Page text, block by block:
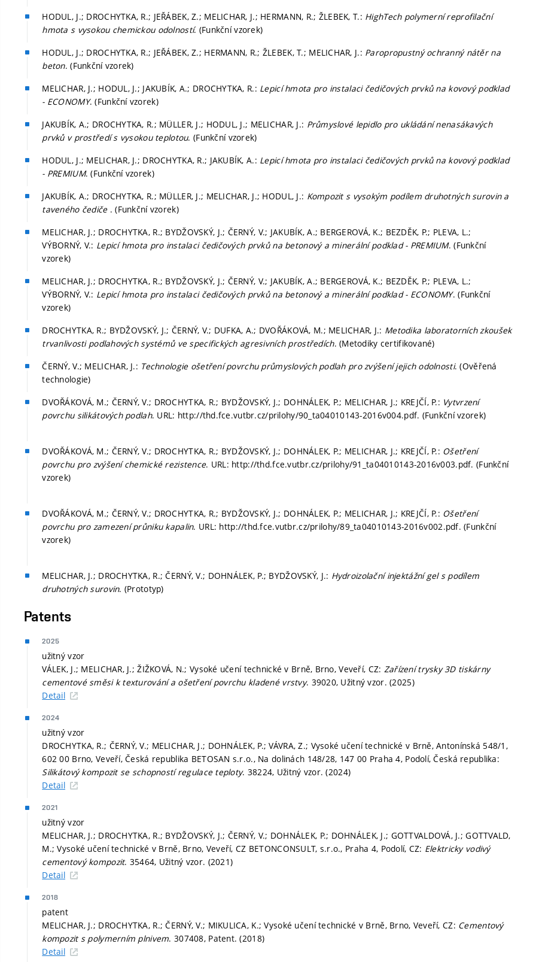
HODUL, J.; DROCHYTKA, R.; JEŘÁBEK, Z.; MELICHAR, J.; HERMANN, R.; ŽLEBEK, T.: HighTech polymerní reprofilační
hmota s vysokou chemickou odolností. (Funkční vzorek)
HODUL, J.; DROCHYTKA, R.; JEŘÁBEK, Z.; HERMANN, R.; ŽLEBEK, T.; MELICHAR, J.: Paropropustný ochranný nátěr na
beton. (Funkční vzorek)
MELICHAR, J.; HODUL, J.; JAKUBÍK, A.; DROCHYTKA, R.: Lepicí hmota pro instalaci čedičových prvků na kovový podklad
- ECONOMY. (Funkční vzorek)
JAKUBÍK, A.; DROCHYTKA, R.; MÜLLER, J.; HODUL, J.; MELICHAR, J.: Průmyslové lepidlo pro ukládání nenasákavých
prvků v prostředí s vysokou teplotou. (Funkční vzorek)
HODUL, J.; MELICHAR, J.; DROCHYTKA, R.; JAKUBÍK, A.: Lepicí hmota pro instalaci čedičových prvků na kovový podklad
- PREMIUM. (Funkční vzorek)
JAKUBÍK, A.; DROCHYTKA, R.; MÜLLER, J.; MELICHAR, J.; HODUL, J.: Kompozit s vysokým podílem druhotných surovin a
taveného čediče . (Funkční vzorek)
MELICHAR, J.; DROCHYTKA, R.; BYDŽOVSKÝ, J.; ČERNÝ, V.; JAKUBÍK, A.; BERGEROVÁ, K.; BEZDĚK, P.; PLEVA, L.;
VÝBORNÝ, V.: Lepicí hmota pro instalaci čedičových prvků na betonový a minerální podklad - PREMIUM. (Funkční
vzorek)
MELICHAR, J.; DROCHYTKA, R.; BYDŽOVSKÝ, J.; ČERNÝ, V.; JAKUBÍK, A.; BERGEROVÁ, K.; BEZDĚK, P.; PLEVA, L.;
VÝBORNÝ, V.: Lepicí hmota pro instalaci čedičových prvků na betonový a minerální podklad - ECONOMY. (Funkční
vzorek)
DROCHYTKA, R.; BYDŽOVSKÝ, J.; ČERNÝ, V.; DUFKA, A.; DVOŘÁKOVÁ, M.; MELICHAR, J.: Metodika laboratorních zkoušek
trvanlivosti podlahových systémů ve specifických agresivních prostředích. (Metodiky certifikované)
ČERNÝ, V.; MELICHAR, J.: Technologie ošetření povrchu průmyslových podlah pro zvýšení jejich odolnosti. (Ověřená
technologie)
DVOŘÁKOVÁ, M.; ČERNÝ, V.; DROCHYTKA, R.; BYDŽOVSKÝ, J.; DOHNÁLEK, P.; MELICHAR, J.; KREJČÍ, P.: Vytvrzení
povrchu silikátových podlah. URL: http://thd.fce.vutbr.cz/prilohy/90_ta04010143-2016v004.pdf. (Funkční vzorek)
DVOŘÁKOVÁ, M.; ČERNÝ, V.; DROCHYTKA, R.; BYDŽOVSKÝ, J.; DOHNÁLEK, P.; MELICHAR, J.; KREJČÍ, P.: Ošetření
povrchu pro zvýšení chemické rezistence. URL: http://thd.fce.vutbr.cz/prilohy/91_ta04010143-2016v003.pdf. (Funkční
vzorek)
DVOŘÁKOVÁ, M.; ČERNÝ, V.; DROCHYTKA, R.; BYDŽOVSKÝ, J.; DOHNÁLEK, P.; MELICHAR, J.; KREJČÍ, P.: Ošetření
povrchu pro zamezení průniku kapalin. URL: http://thd.fce.vutbr.cz/prilohy/89_ta04010143-2016v002.pdf. (Funkční
vzorek)
MELICHAR, J.; DROCHYTKA, R.; ČERNÝ, V.; DOHNÁLEK, P.; BYDŽOVSKÝ, J.: Hydroizolační injektážní gel s podílem
druhotných surovin. (Prototyp)
Patents
2025
užitný vzor
VÁLEK, J.; MELICHAR, J.; ŽIŽKOVÁ, N.; Vysoké učení technické v Brně, Brno, Veveří, CZ: Zařízení trysky 3D tiskárny
cementové směsi k texturování a ošetření povrchu kladené vrstvy. 39020, Užitný vzor. (2025)
Detail
2024
užitný vzor
DROCHYTKA, R.; ČERNÝ, V.; MELICHAR, J.; DOHNÁLEK, P.; VÁVRA, Z.; Vysoké učení technické v Brně, Antonínská 548/1,
602 00 Brno, Veveří, Česká republika BETOSAN s.r.o., Na dolinách 148/28, 147 00 Praha 4, Podolí, Česká republika:
Silikátový kompozit se schopností regulace teploty. 38224, Užitný vzor. (2024)
Detail
2021
užitný vzor
MELICHAR, J.; DROCHYTKA, R.; BYDŽOVSKÝ, J.; ČERNÝ, V.; DOHNÁLEK, P.; DOHNÁLEK, J.; GOTTVALDOVÁ, J.; GOTTVALD,
M.; Vysoké učení technické v Brně, Brno, Veveří, CZ BETONCONSULT, s.r.o., Praha 4, Podolí, CZ: Elektricky vodivý
cementový kompozit. 35464, Užitný vzor. (2021)
Detail
2018
patent
MELICHAR, J.; DROCHYTKA, R.; ČERNÝ, V.; MIKULICA, K.; Vysoké učení technické v Brně, Brno, Veveří, CZ: Cementový
kompozit s polymerním plnivem. 307408, Patent. (2018)
Detail